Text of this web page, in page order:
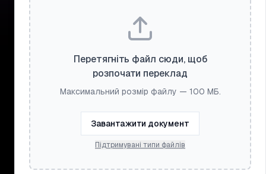
Перетягніть файл сюди, щоб
розпочати переклад
Максимальний розмір файлу — 100 МБ.
Завантажити документ
Підтримувані типи файлів